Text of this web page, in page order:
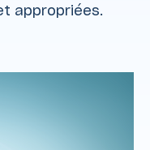
appropriées.